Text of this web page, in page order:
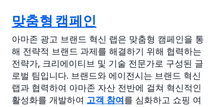
맞춤형 캠페인
아마존 광고 브랜드 혁신 랩은 맞춤형 캠페인을 통
해 전략적 브랜드 과제를 해결하기 위해 협력하는
전략가, 크리에이티브 및 기술 전문가로 구성된 글
로벌 팀입니다. 브랜드와 에이전시는 브랜드 혁신
랩과 협력하여 아마존 자산 전반에 걸쳐 혁신적인
활성화를 개발하여 고객 참여를 심화하고 쇼핑 여